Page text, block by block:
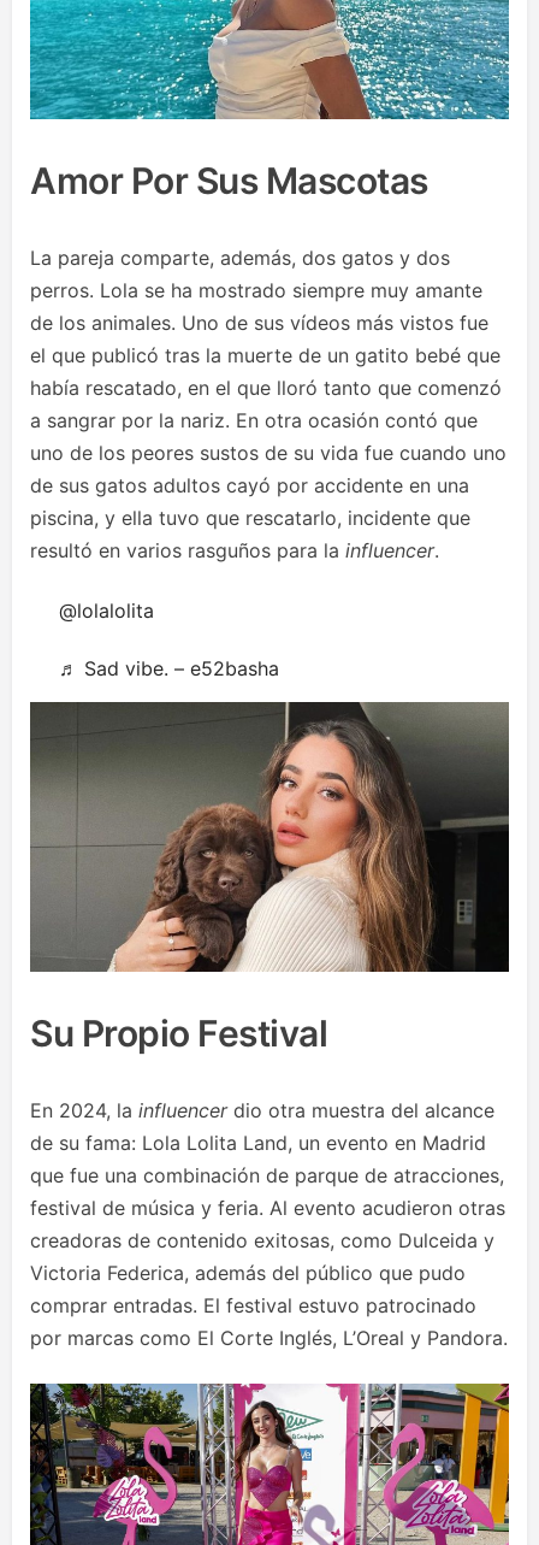
Amor Por Sus Mascotas
La pareja comparte, además, dos gatos y dos
perros. Lola se ha mostrado siempre muy amante
de los animales. Uno de sus vídeos más vistos fue
el que publicó tras la muerte de un gatito bebé que
había rescatado, en el que lloró tanto que comenzó
a sangrar por la nariz. En otra ocasión contó que
uno de los peores sustos de su vida fue cuando uno
de sus gatos adultos cayó por accidente en una
piscina, y ella tuvo que rescatarlo, incidente que
resultó en varios rasguños para la influencer.
@lolalolita
♬ Sad vibe. – e52basha
Su Propio Festival
En 2024, la influencerdio otra muestra del alcance
de su fama: Lola Lolita Land, un evento en Madrid
que fue una combinación de parque de atracciones,
festival de música y feria. Al evento acudieron otras
creadoras de contenido exitosas, como Dulceida y
Victoria Federica, además del público que pudo
comprar entradas. El festival estuvo patrocinado
por marcas como El Corte Inglés, L’Oreal y Pandora.